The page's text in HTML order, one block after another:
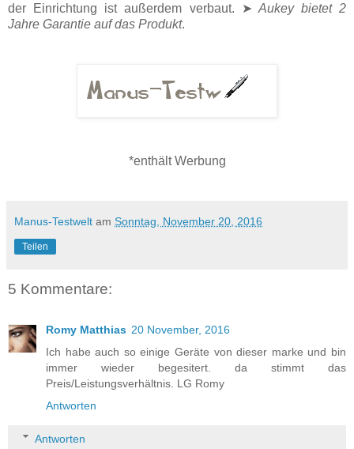
der Einrichtung ist außerdem verbaut. ➤ Aukey bietet 2
Jahre Garantie auf das Produkt.
*enthält Werbung
Manus-Testwelt am Sonntag, November 20, 2016
Teilen
5 Kommentare:
Romy Matthias 20 November, 2016
Ich habe auch so einige Geräte von dieser marke und bin
immer wieder begesitert. da stimmt das
Preis/Leistungsverhältnis. LG Romy
Antworten
Antworten